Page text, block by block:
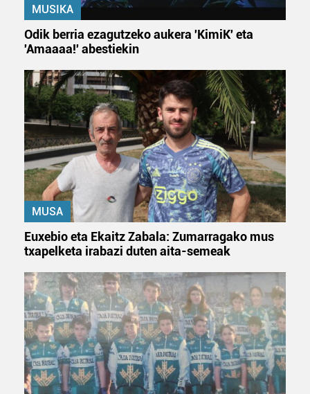
MUSIKA
Odik berria ezagutzeko aukera 'KimiK' eta
'Amaaaa!' abestiekin
MUSA
Euxebio eta Ekaitz Zabala: Zumarragako mus
txapelketa irabazi duten aita-semeak